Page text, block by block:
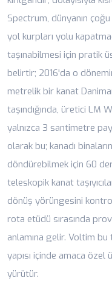
Spectrum, dünyanın
yol kurpları yolu
taşınabilmesi için pratik
belirtir; 2016'da o
metrelik bir kanat
taşındığında, üretici LM
yalnızca 3 santimetre
olarak bu; kanadı
döndürebilmek için 60
teleskopik kanat
dönüş yörüngesini
rota etüdü sırasında
anlamına gelir. Voltim bu
yapısı içinde amaca özel
yürütür.